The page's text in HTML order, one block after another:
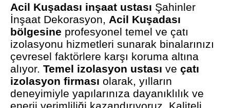
Acil Kuşadası inşaat ustası Şahinler
İnşaat Dekorasyon, Acil Kuşadası
bölgesine profesyonel temel ve çatı
izolasyonu hizmetleri sunarak binalarınızı
çevresel faktörlere karşı koruma altına
alıyor.Temel izolasyon ustası veçatı
izolasyon firması olarak, yılların
deneyimiyle yapılarınıza dayanıklılık ve
enerji verimliliği kazandırıyoruz. Kaliteli